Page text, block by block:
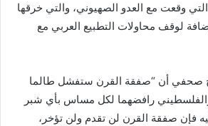
وقعت مع العدو الصهيوني، والتي خرقها
لوقف محاولات التطبيع العربي مع
صحفي أن “صفقة القرن ستفشل طالما
والفلسطيني رافضهما لكل مساس بأي شبر
فإن صفقة القرن لن تقدم ولن تؤخر،